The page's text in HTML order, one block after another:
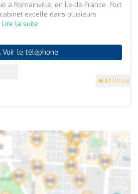
3.1 (111 avis)
à Romainville, en Île-de-France. Fort
excelle dans plusieurs
Lire la suite
Voir le téléphone